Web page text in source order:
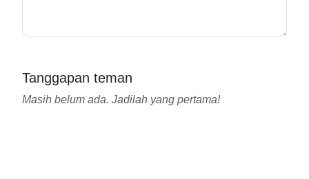
Tanggapan teman
Masih belum ada. Jadilah yang pertama!